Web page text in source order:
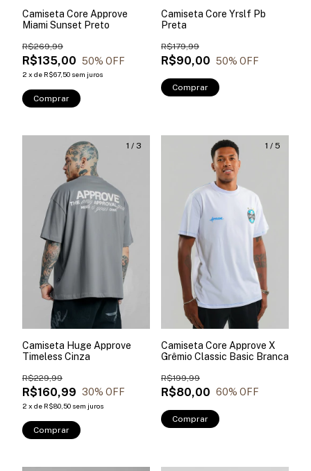
Camiseta Core Approve
Miami Sunset Preto
R$135,00
R$269,99
50% OFF
2 x de R$67,50 sem juros
Comprar
Camiseta Core Yrslf Pb
Preta
R$90,00
R$179,99
50% OFF
Comprar
1 / 3
Camiseta Huge Approve
Timeless Cinza
R$160,99
R$229,99
30% OFF
2 x de R$80,50 sem juros
Comprar
1 / 5
Camiseta Core Approve X
Grêmio Classic Basic Branca
R$80,00
R$199,99
60% OFF
Comprar